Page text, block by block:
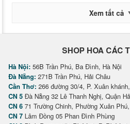
Xem tất cả
SHOP HOA CÁC
Hà Nội: 56B Trần Phú, Ba Đình, Hà Nội
Đà Nẵng: 271B Trần Phú, Hải Châu
Cần Thơ: 266 đường 30/4, P. Xuân
CN 5 Đà Nẵng 32 Lê Thanh Nghị, Quận
CN 6 71 Trường Chinh, Phường Xuân
CN 7 Lâm Đồng 05 Phan Đình Phùng